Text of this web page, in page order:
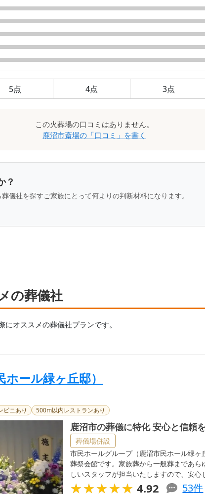
5点 4点 3点
この火葬場の口コミはありません。
鹿沼市斎場の「口コミ」を書く
？
儀社を探すご家族にとって何よりの判断材料になります。
の葬儀社
にオススメの葬儀社プランです。
ール緑ヶ丘邸） | 鹿沼市の葬儀に
ビニあり 500m以内レストランあり
鹿沼市の葬儀に特化 安心と信頼
葬儀場併設
市民ホールグループ（鹿沼市民ホール緑
葬祭会館です。家族葬から一般葬まであ
しいスタッフが担当いたしますので、安心
★★★★★
★★★★★ 4.92 53件